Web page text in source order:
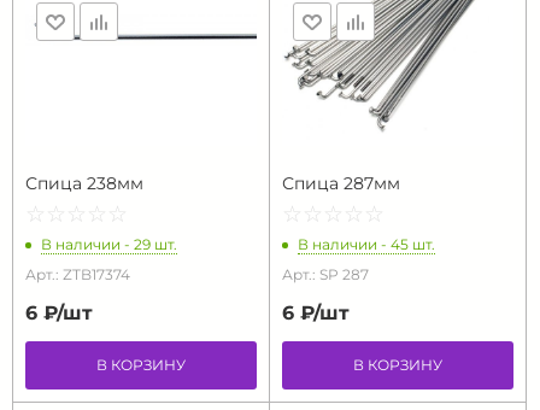
Спица 238мм
☆ ☆ ☆ ☆ ☆
★ ★ ★ ★ ★
В наличии - 29 шт.
Арт.: ZTB17374
6 ₽/шт
В КОРЗИНУ
Спица 287мм
☆ ☆ ☆ ☆ ☆
★ ★ ★ ★ ★
В наличии - 45 шт.
Арт.: SP 287
6 ₽/шт
В КОРЗИНУ